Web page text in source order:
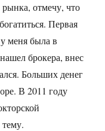
отмечу, что
Первая
меня была в
брокера, внес
Больших денег
В 2011 году
тему.